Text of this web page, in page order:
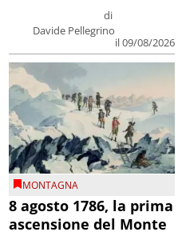
di
Davide Pellegrino
il 09/08/2026
MONTAGNA
8 agosto 1786, la prima
ascensione del Monte